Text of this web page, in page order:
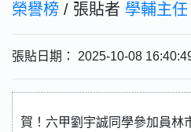
榮譽榜 / 張貼者 學輔主任
張貼日期： 2025-10-08
賀！六甲劉宇誠同學參加員林